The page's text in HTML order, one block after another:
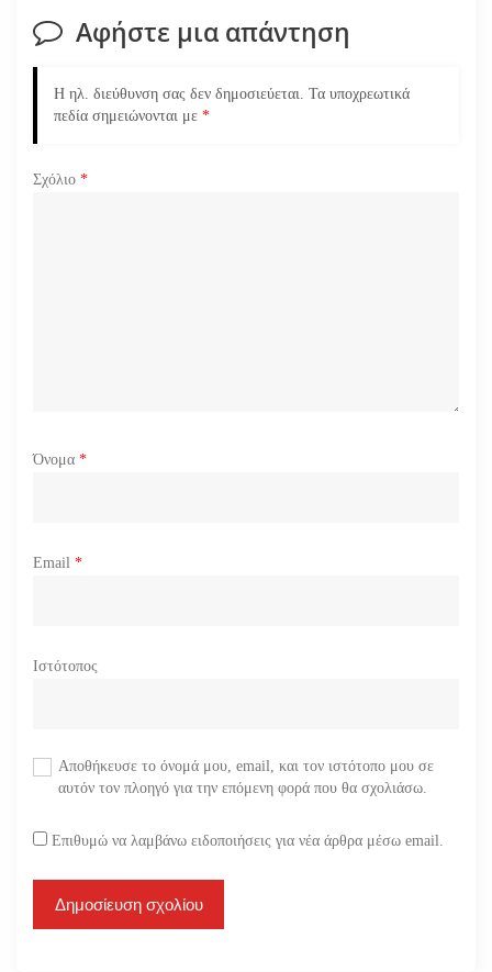
σ
η
ρ
Αφήστε μια απάντηση
Η ηλ. διεύθυνση σας δεν δημοσιεύεται. Τα υποχρεωτικά
πεδία σημειώνονται με *
Σχόλιο *
Όνομα *
Email *
Ιστότοπος
Αποθήκευσε το όνομά μου, email, και τον ιστότοπο μου σε
αυτόν τον πλοηγό για την επόμενη φορά που θα σχολιάσω.
Επιθυμώ να λαμβάνω ειδοποιήσεις για νέα άρθρα μέσω email.